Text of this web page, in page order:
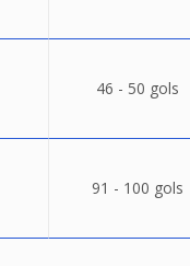
46 - 50 gols
91 - 100 gols